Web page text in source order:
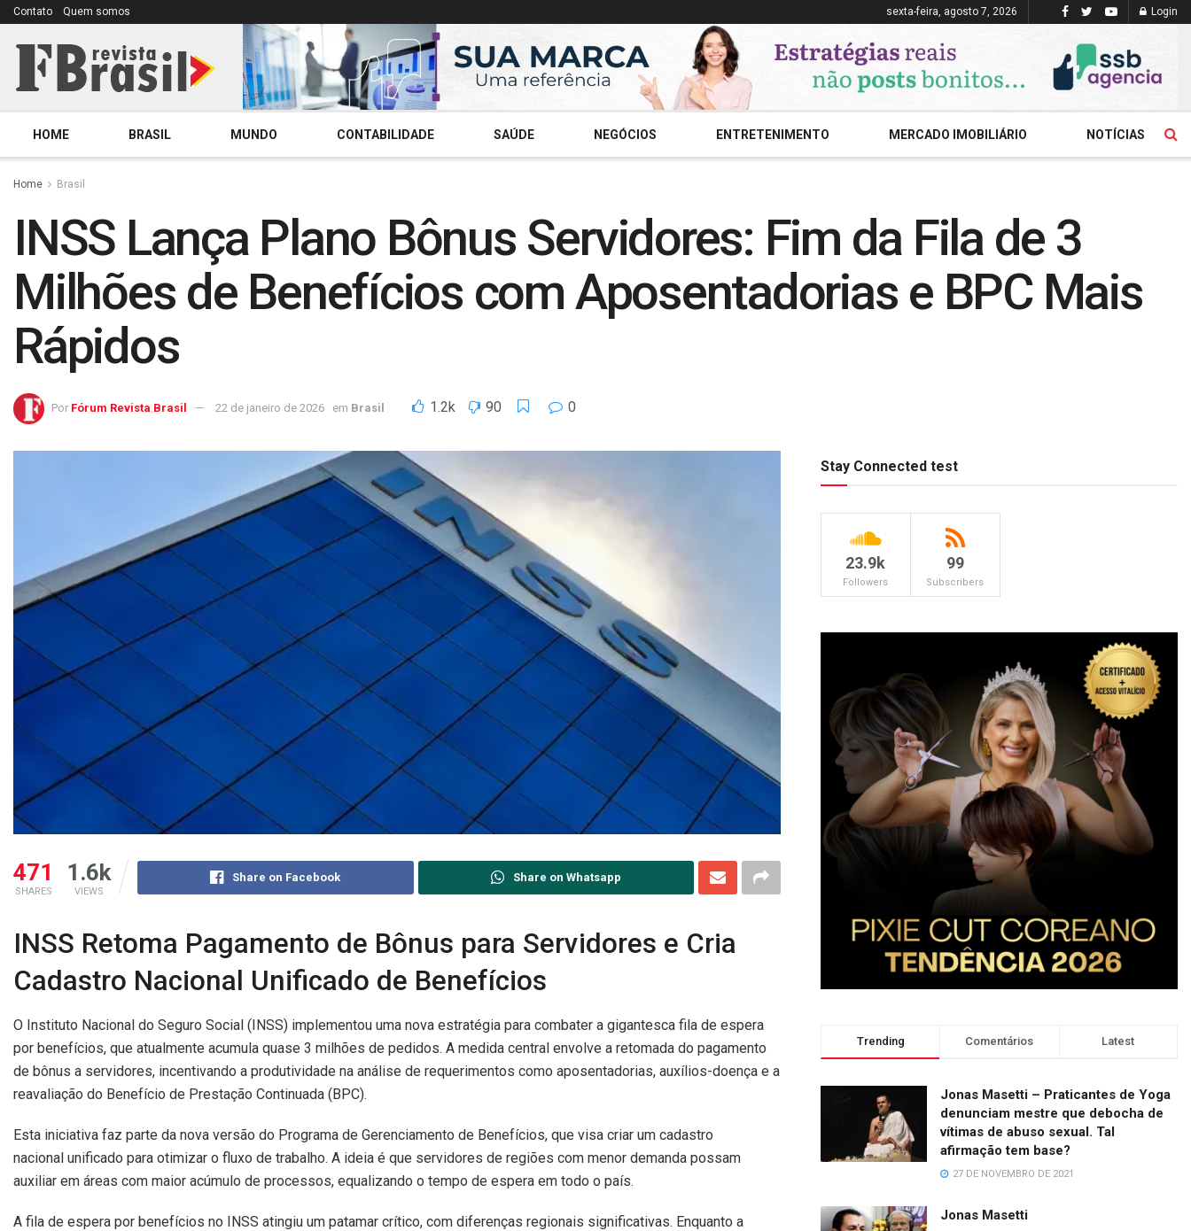
Contato Quem somos sexta-feira, agosto 7, 2026 Login
HOME BRASIL MUNDO CONTABILIDADE SAÚDE NEGÓCIOS ENTRETENIMENTO MERCADO IMOBILIÁRIO NOTÍCIAS
Home Brasil
INSS Lança Plano Bônus Servidores: Fim da Fila de 3
Milhões de Benefícios com Aposentadorias e BPC Mais
Rápidos
Por Fórum Revista Brasil 22 de janeiro de 2026 em Brasil 1.2k 90 0
471
SHARES
1.6k
VIEWS
Share on Facebook Share on Whatsapp
INSS Retoma Pagamento de Bônus para Servidores e Cria
Cadastro Nacional Unificado de Benefícios
O Instituto Nacional do Seguro Social (INSS) implementou uma nova estratégia para combater a gigantesca fila de espera
por benefícios, que atualmente acumula quase 3 milhões de pedidos. A medida central envolve a retomada do pagamento
de bônus a servidores, incentivando a produtividade na análise de requerimentos como aposentadorias, auxílios-doença e a
reavaliação do Benefício de Prestação Continuada (BPC).
Esta iniciativa faz parte da nova versão do Programa de Gerenciamento de Benefícios, que visa criar um cadastro
nacional unificado para otimizar o fluxo de trabalho. A ideia é que servidores de regiões com menor demanda possam
auxiliar em áreas com maior acúmulo de processos, equalizando o tempo de espera em todo o país.
A fila de espera por benefícios no INSS atingiu um patamar crítico, com diferenças regionais significativas. Enquanto a
Stay Connected test
23.9k
Followers
99
Subscribers
Trending Comentários Latest
Jonas Masetti – Praticantes de Yoga
denunciam mestre que debocha de
vítimas de abuso sexual. Tal
afirmação tem base?
27 DE NOVEMBRO DE 2021
Jonas Masetti